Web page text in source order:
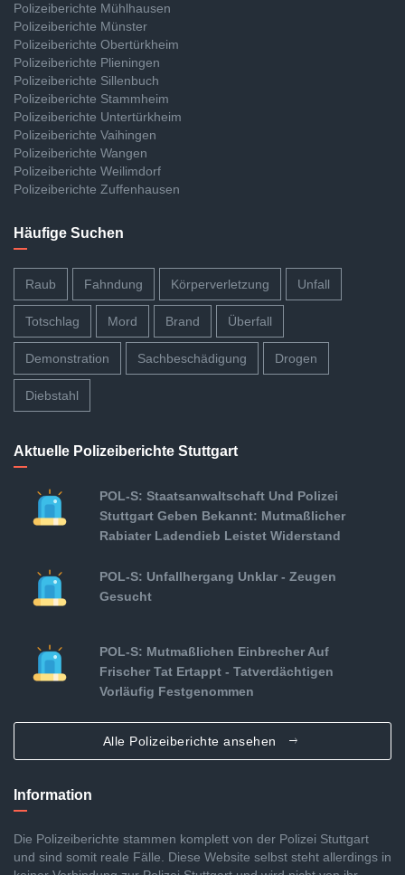
Polizeiberichte Mühlhausen
Polizeiberichte Münster
Polizeiberichte Obertürkheim
Polizeiberichte Plieningen
Polizeiberichte Sillenbuch
Polizeiberichte Stammheim
Polizeiberichte Untertürkheim
Polizeiberichte Vaihingen
Polizeiberichte Wangen
Polizeiberichte Weilimdorf
Polizeiberichte Zuffenhausen
Häufige Suchen
Raub Fahndung Körperverletzung Unfall
Totschlag Mord Brand Überfall
Demonstration Sachbeschädigung Drogen
Diebstahl
Aktuelle Polizeiberichte Stuttgart
POL-S: Staatsanwaltschaft Und Polizei
Stuttgart Geben Bekannt: Mutmaßlicher
Rabiater Ladendieb Leistet Widerstand
POL-S: Unfallhergang Unklar - Zeugen
Gesucht
POL-S: Mutmaßlichen Einbrecher Auf
Frischer Tat Ertappt - Tatverdächtigen
Vorläufig Festgenommen
Alle Polizeiberichte ansehen
Information
Die Polizeiberichte stammen komplett von der Polizei Stuttgart
und sind somit reale Fälle. Diese Website selbst steht allerdings in